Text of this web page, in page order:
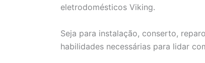
eletrodomésticos Viking.
Seja para instalação, conserto,
habilidades necessárias para lidar